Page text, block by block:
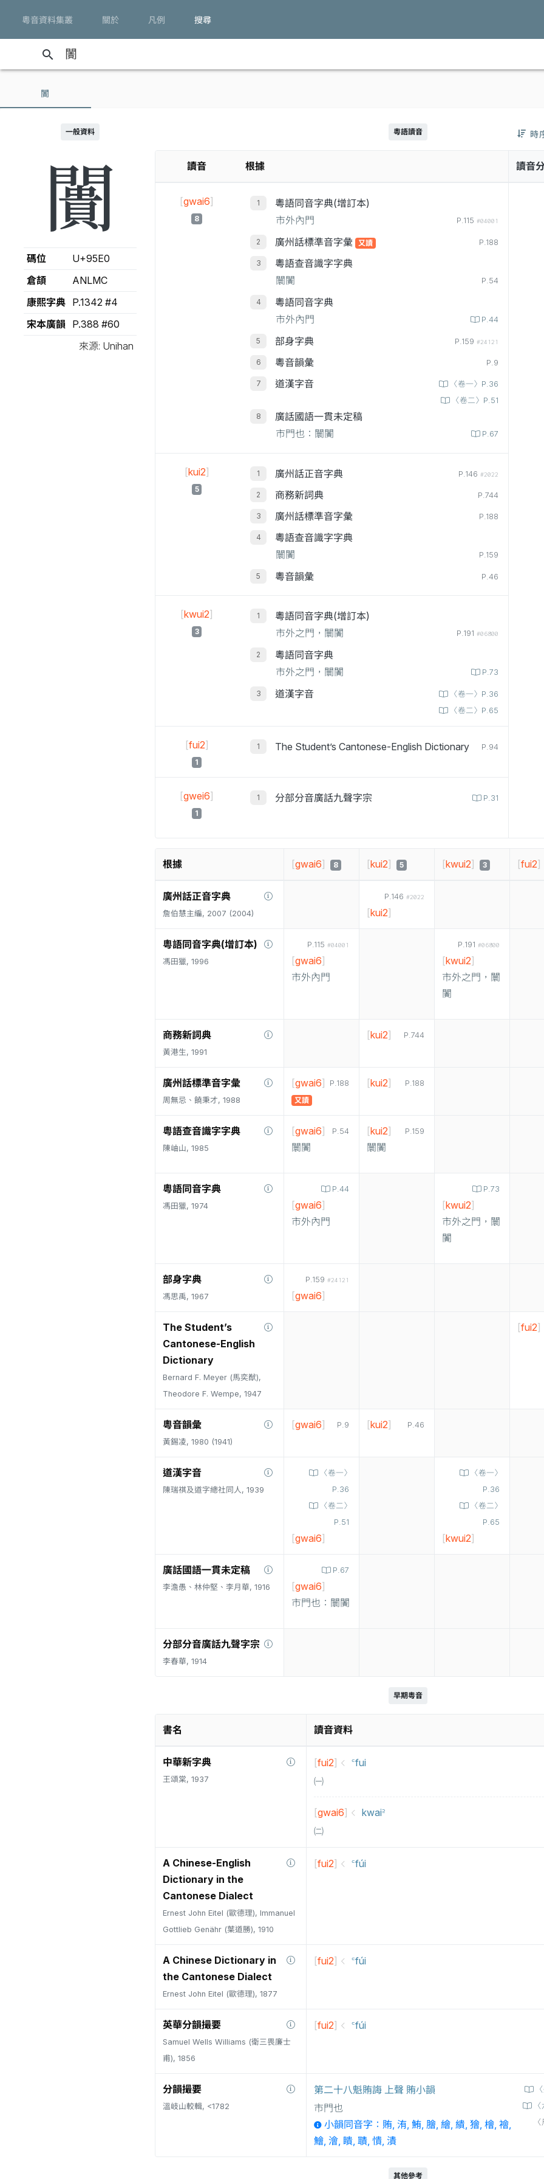
粵音資料集叢 關於 凡例 搜尋
search
闠
一般資料
闠
碼位
U+95E0
倉頡
ANLMC
康熙字典
P.1342 #4
宋本廣韻
P.388 #60
來源: Unihan
粵語讀音 時
讀音 根據
[gwai6]
8
粵語同音字典(增訂本)
市外內門
P.115 #04001
廣州話標準音字彙 又讀 P.188
粵語查音識字字典
闤闠
P.54
粵語同音字典
市外內門
P.44
部身字典 P.159 #24121
粵音韻彙 P.9
道漢字音
〈卷一〉P.36
〈卷二〉P.51
廣話國語一貫未定稿
市門也：闤闠
P.67
[kui2]
5
廣州話正音字典 P.146 #2022
商務新詞典 P.744
廣州話標準音字彙 P.188
粵語查音識字字典
闤闠
P.159
粵音韻彙 P.46
[kwui2]
3
粵語同音字典(增訂本)
市外之門，闤闠
P.191 #06800
粵語同音字典
市外之門，闤闠
P.73
道漢字音
〈卷一〉P.36
〈卷二〉P.65
[fui2]
1
The Student’s Cantonese-English Dictionary P.94
[gwei6]
1
分部分音廣話九聲字宗 P.31
讀音
根據 [gwai6] 8 [kui2] 5 [kwui2] 3 [fui2]
廣州話正音字典
詹伯慧主編, 2007 (2004)
P.146 #2022
[kui2]
粵語同音字典(增訂本)
馮田獵, 1996
P.115 #04001
[gwai6]
市外內門
P.191 #06800
[kwui2]
市外之門，闤
闠
商務新詞典
黃港生, 1991
P.744
[kui2]
廣州話標準音字彙
周無忌、饒秉才, 1988
P.188
[gwai6]
又讀
P.188
[kui2]
粵語查音識字字典
陳岫山, 1985
P.54
[gwai6]
闤闠
P.159
[kui2]
闤闠
粵語同音字典
馮田獵, 1974
P.44
[gwai6]
市外內門
P.73
[kwui2]
市外之門，闤
闠
部身字典
馮思禹, 1967
P.159 #24121
[gwai6]
The Student’s
Cantonese-English
Dictionary
Bernard F. Meyer (馬奕猷),
Theodore F. Wempe, 1947
[fui2]
粵音韻彙
黃錫凌, 1980 (1941)
P.9
[gwai6] P.46
[kui2]
道漢字音
陳瑞祺及道字總社同人, 1939
〈卷一〉
P.36
〈卷二〉
P.51
[gwai6]
〈卷一〉
P.36
〈卷二〉
P.65
[kwui2]
廣話國語一貫未定稿
李澹愚、林仲堅、李月華, 1916
P.67
[gwai6]
市門也：闤闠
分部分音廣話九聲字宗
李春華, 1914
早期粵音
書名 讀音資料
中華新字典
王頌棠, 1937
[fui2] ꜂fui
㈠
[gwai6] kwai꜅
㈡
A Chinese-English
Dictionary in the
Cantonese Dialect
Ernest John Eitel (歐德理), Immanuel
Gottlieb Genähr (葉道勝), 1910
[fui2] ꜂fúi
A Chinese Dictionary in
the Cantonese Dialect
Ernest John Eitel (歐德理), 1877
[fui2] ꜂fúi
英華分韻撮要
Samuel Wells Williams (衛三畏廉士
甫), 1856
[fui2] ꜂fúi
分韻撮要
溫岐山較輯, <1782
第二十八魁賄誨 上聲 賄小韻
市門也
小韻同音字：賄, 洧, 鮪, 膾, 繪, 繢, 獪, 檜, 襘,
鱠, 澮, 瞶, 聵, 憒, 潰
其他參考